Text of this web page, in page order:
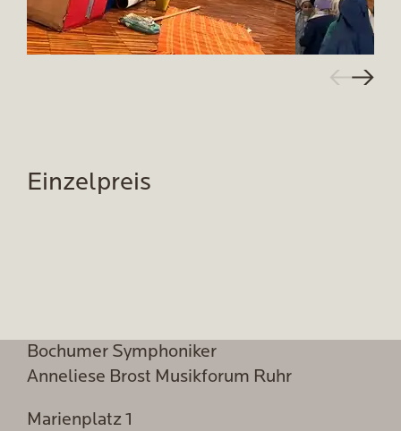
Einzelpreis
Bochumer Symphoniker
Anneliese Brost Musikforum Ruhr
Marienplatz 1